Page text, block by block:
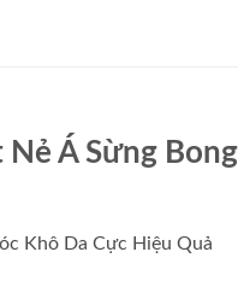
Á Sừng
Khô Da Cực Hiệu Quả